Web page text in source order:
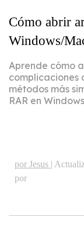
Cómo abrir
Windows/
Aprende cómo
complicaciones
métodos más
RAR en
por Jesus |
por